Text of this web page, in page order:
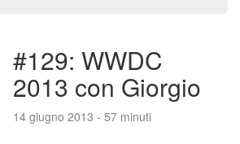
#129: WWDC
2013 con Giorgio
14 giugno 2013 - 57 minuti